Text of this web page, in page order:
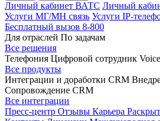
Личный кабинет ВАТС Личный
Услуги МГ/МН связь Услуги IP-
Бесплатный вызов 8-800
Для отраслей По задачам
Все решения
Телефония Цифровой сотрудник
Все продукты
Интеграции и доработки CRM
Сопровождение CRM
Все интеграции
Пресс-центр Отзывы Карьера